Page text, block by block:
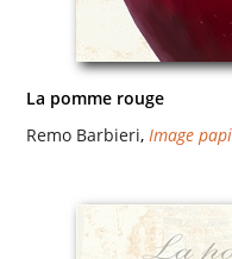
La pomme rouge
Remo Barbieri, Image